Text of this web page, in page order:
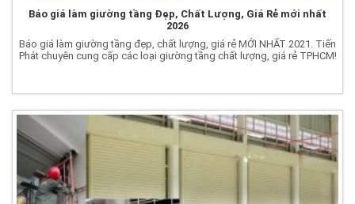
Báo giá làm giường tầng Đẹp, Chất Lượng, Giá Rẻ mới nhất
2026
Báo giá làm giường tầng đẹp, chất lượng, giá rẻ MỚI NHẤT 2021. Tiến
Phát chuyên cung cấp các loại giường tầng chất lượng, giá rẻ TPHCM!